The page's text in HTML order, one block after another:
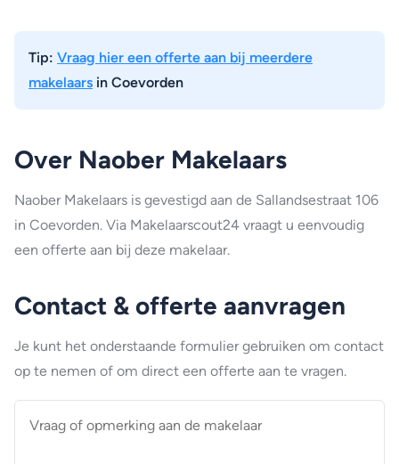
Tip: Vraag hier een offerte aan bij meerdere
makelaars in Coevorden
Over Naober Makelaars
Naober Makelaars is gevestigd aan de Sallandsestraat 106
in Coevorden. Via Makelaarscout24 vraagt u eenvoudig
een offerte aan bij deze makelaar.
Contact & offerte aanvragen
Je kunt het onderstaande formulier gebruiken om contact
op te nemen of om direct een offerte aan te vragen.